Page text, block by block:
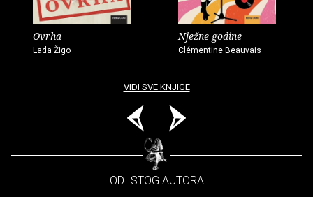
Ovrha
Lada Žigo
Nježne godine
Clémentine Beauvais
VIDI SVE KNJIGE
– OD ISTOG AUTORA –